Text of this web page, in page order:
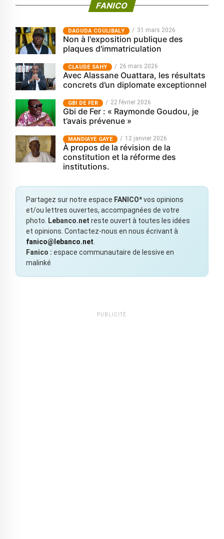
FANICO
‎DAOUDA COULIBALY 31 mars 2026
Non à l'exposition publique des
plaques d'immatriculation
CLAUDE SAHY 26 mars 2026
Avec Alassane Ouattara, les résultats
concrets d’un diplomate exceptionnel
GBI DE FER 22 février 2026
Gbi de Fer : « Raymonde Goudou, je
t’avais prévenue »
MANDIAYE GAYE 12 janvier 2026
À propos de la révision de la
constitution et la réforme des
institutions.
Partagez sur notre espace FANICO*vos opinions
et/ou lettres ouvertes, accompagnées de votre
photo.
Lebanco.net reste ouvert à toutes les idées
et opinions. Contactez-nous en nous écrivant à
fanico@lebanco.net
Fanico : espace communautaire de lessive en
malinké
PUBLICITÉ